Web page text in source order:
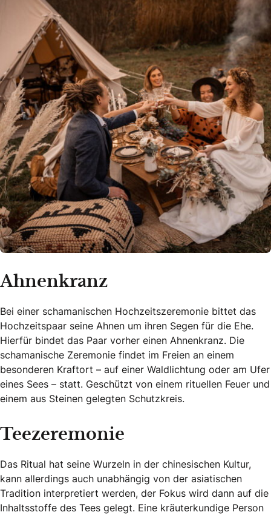
Ahnenkranz
Bei einer schamanischen Hochzeitszeremonie bittet das
Hochzeitspaar seine Ahnen um ihren Segen für die Ehe.
Hierfür bindet das Paar vorher einen Ahnenkranz. Die
schamanische Zeremonie findet im Freien an einem
besonderen Kraftort – auf einer Waldlichtung oder am Ufer
eines Sees – statt. Geschützt von einem rituellen Feuer und
einem aus Steinen gelegten Schutzkreis.
Teezeremonie
Das Ritual hat seine Wurzeln in der chinesischen Kultur,
kann allerdings auch unabhängig von der asiatischen
Tradition interpretiert werden, der Fokus wird dann auf die
Inhaltsstoffe des Tees gelegt. Eine kräuterkundige Person